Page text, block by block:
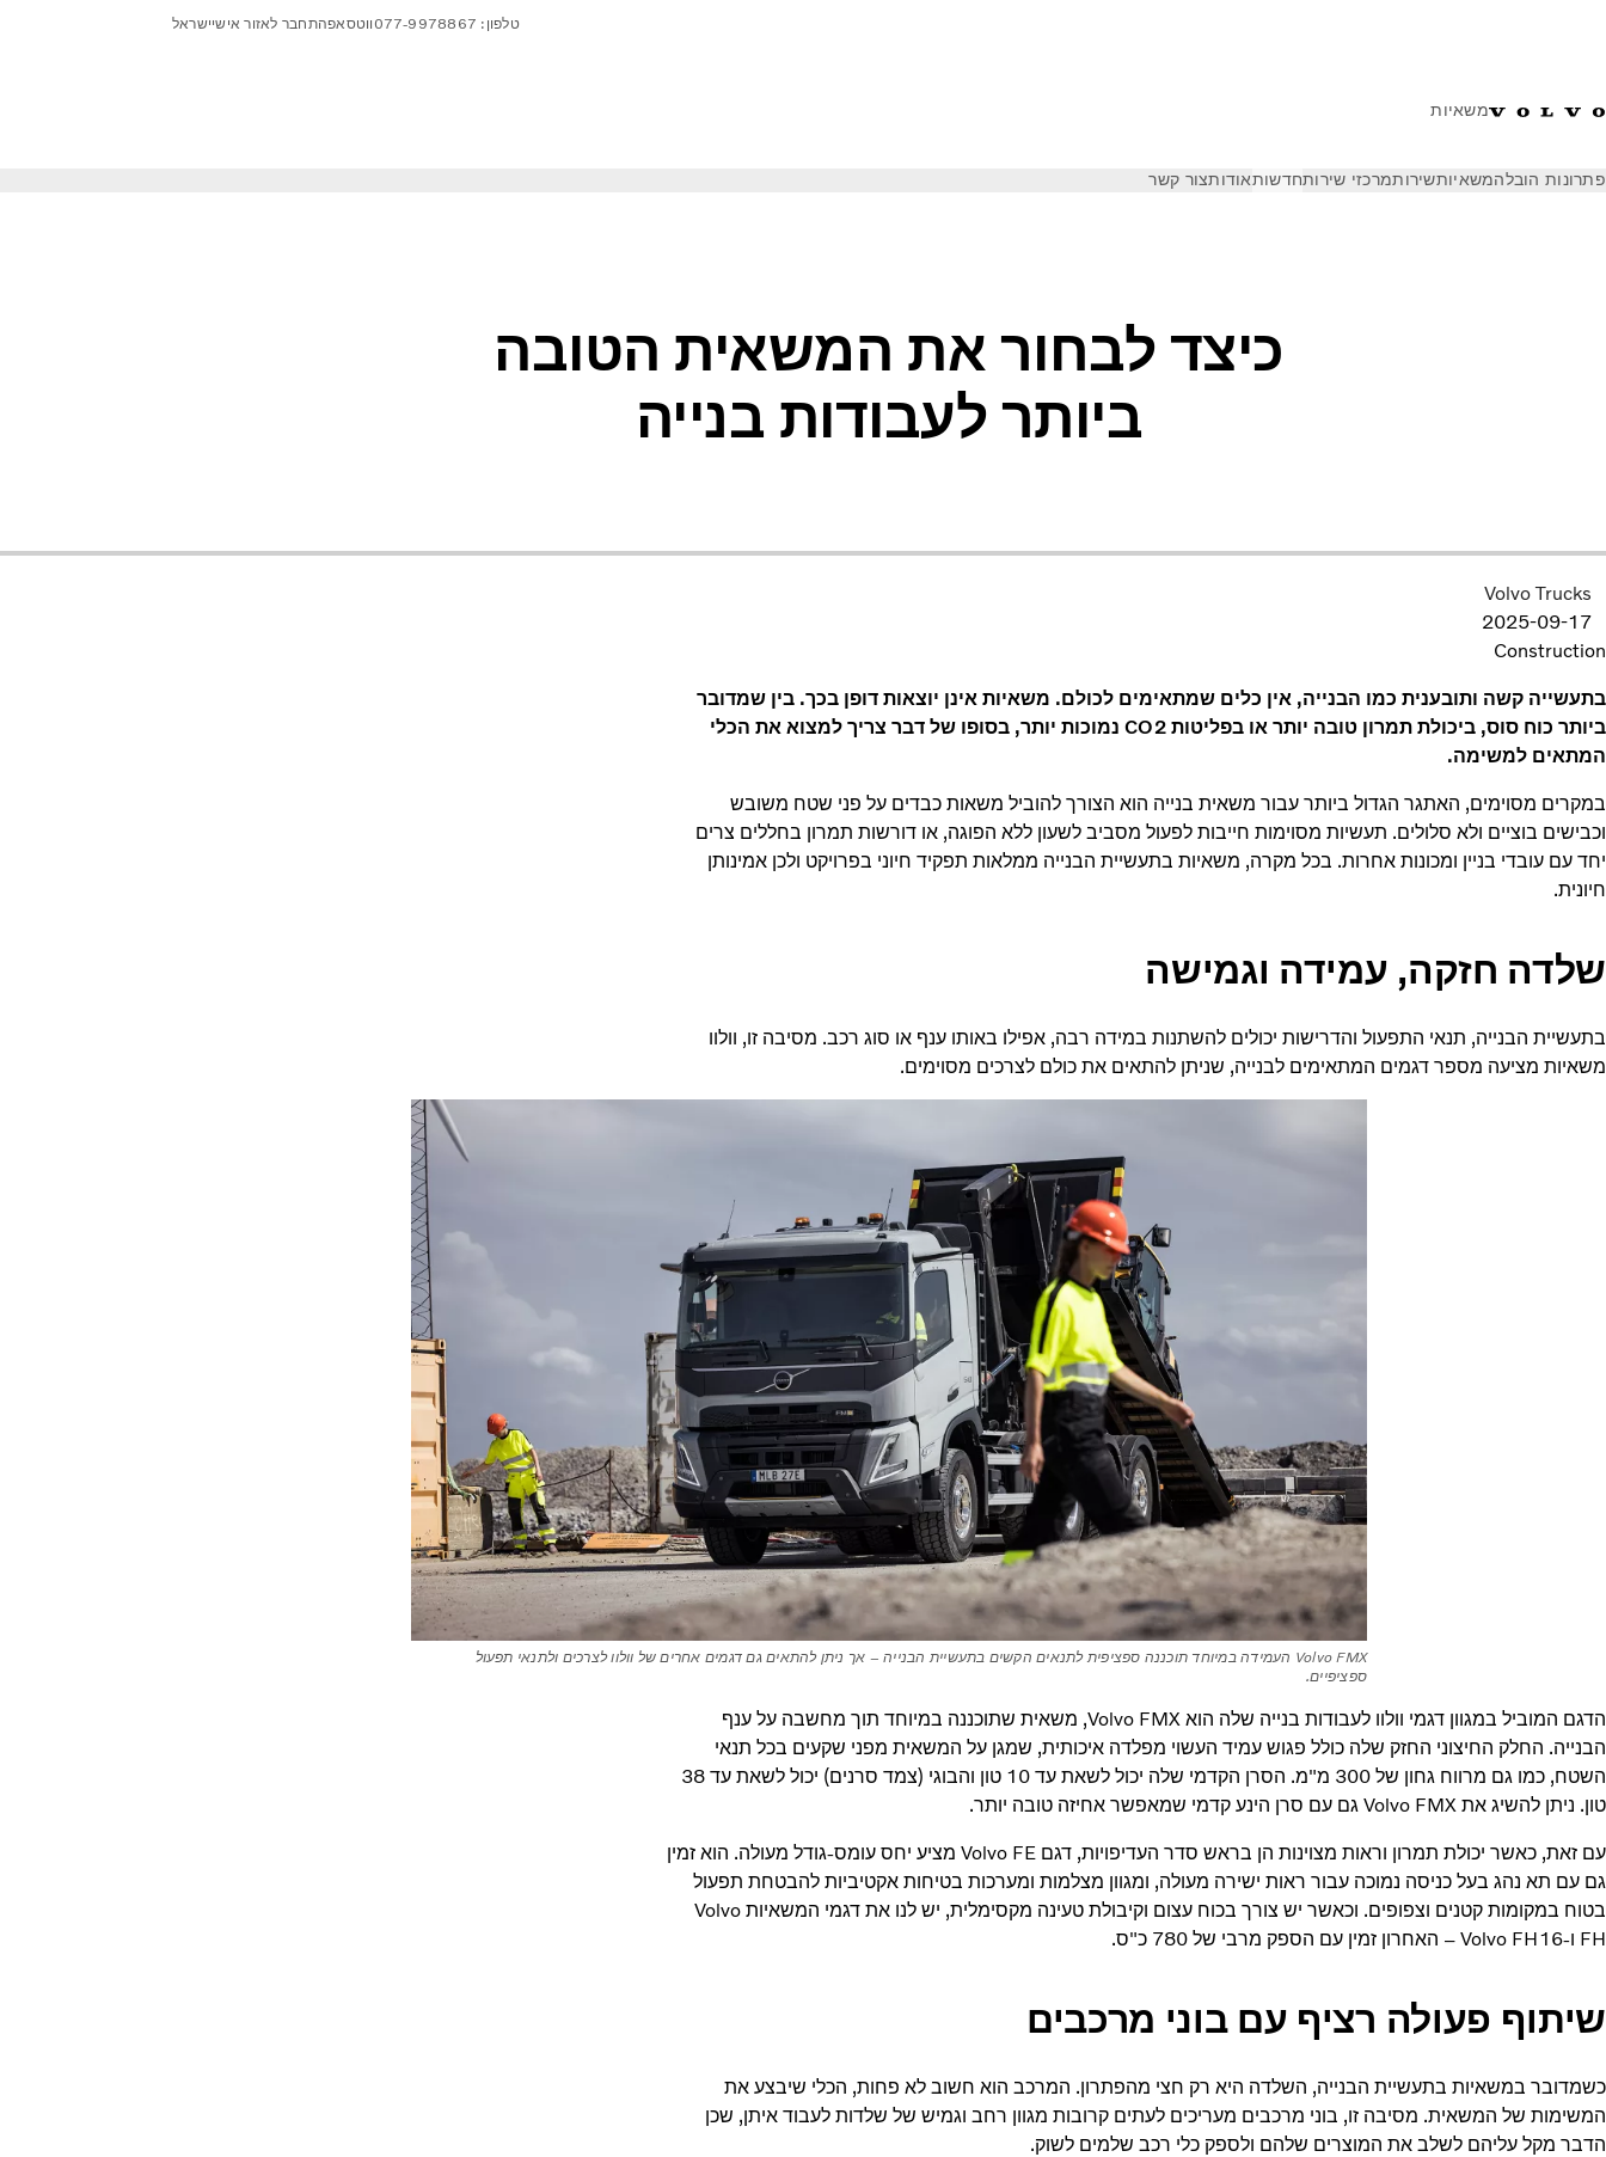
משאיות
טלפון: 077-9978867 ווטסאפהתחבר לאזור אישיישראל
פתרונות הובלהמשאיותשירותמרכזי שירותחדשותאודותצור קשר
כיצד לבחור את המשאית הטובה
ביותר לעבודות בנייה
Volvo Trucks
2025-09-17
Construction
בתעשייה קשה ותובענית כמו הבנייה, אין כלים שמתאימים לכולם. משאיות אינן יוצאות דופן בכך. בין שמדובר
ביותר כוח סוס, ביכולת תמרון טובה יותר או בפליטות CO2 נמוכות יותר, בסופו של דבר צריך למצוא את הכלי
המתאים למשימה.
במקרים מסוימים, האתגר הגדול ביותר עבור משאית בנייה הוא הצורך להוביל משאות כבדים על פני שטח משובש
וכבישים בוציים ולא סלולים. תעשיות מסוימות חייבות לפעול מסביב לשעון ללא הפוגה, או דורשות תמרון בחללים צרים
יחד עם עובדי בניין ומכונות אחרות. בכל מקרה, משאיות בתעשיית הבנייה ממלאות תפקיד חיוני בפרויקט ולכן אמינותן
חיונית.
שלדה חזקה, עמידה וגמישה
בתעשיית הבנייה, תנאי התפעול והדרישות יכולים להשתנות במידה רבה, אפילו באותו ענף או סוג רכב. מסיבה זו, וולוו
משאיות מציעה מספר דגמים המתאימים לבנייה, שניתן להתאים את כולם לצרכים מסוימים.
Volvo FMX העמידה במיוחד תוכננה ספציפית לתנאים הקשים בתעשיית הבנייה – אך ניתן להתאים גם דגמים אחרים של וולוו לצרכים ולתנאי תפעול
ספציפיים.
הדגם המוביל במגוון דגמי וולוו לעבודות בנייה שלה הוא Volvo FMX, משאית שתוכננה במיוחד תוך מחשבה על ענף
הבנייה. החלק החיצוני החזק שלה כולל פגוש עמיד העשוי מפלדה איכותית, שמגן על המשאית מפני שקעים בכל תנאי
השטח, כמו גם מרווח גחון של 300 מ"מ. הסרן הקדמי שלה יכול לשאת עד 10 טון והבוגי (צמד סרנים) יכול לשאת עד 38
טון. ניתן להשיג את Volvo FMX גם עם סרן הינע קדמי שמאפשר אחיזה טובה יותר.
עם זאת, כאשר יכולת תמרון וראות מצוינות הן בראש סדר העדיפויות, דגם Volvo FE מציע יחס עומס-גודל מעולה. הוא זמין
גם עם תא נהג בעל כניסה נמוכה עבור ראות ישירה מעולה, ומגוון מצלמות ומערכות בטיחות אקטיביות להבטחת תפעול
בטוח במקומות קטנים וצפופים. וכאשר יש צורך בכוח עצום וקיבולת טעינה מקסימלית, יש לנו את דגמי המשאיות Volvo
FH ו-Volvo FH16 – האחרון זמין עם הספק מרבי של 780 כ"ס.
שיתוף פעולה רציף עם בוני מרכבים
כשמדובר במשאיות בתעשיית הבנייה, השלדה היא רק חצי מהפתרון. המרכב הוא חשוב לא פחות, הכלי שיבצע את
המשימות של המשאית. מסיבה זו, בוני מרכבים מעריכים לעתים קרובות מגוון רחב וגמיש של שלדות לעבוד איתן, שכן
הדבר מקל עליהם לשלב את המוצרים שלהם ולספק כלי רכב שלמים לשוק.